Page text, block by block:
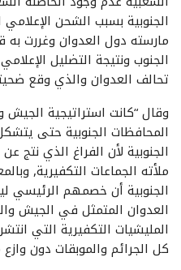
الجنوبية بسبب الشحن
مارسته دول العدوان وغررت
الجنوب ونتيجة التضليل
تحالف العدوان والذي وقع
وقال “كانت استراتيجية الجيش
المحافظات الجنوبية حتى
الجنوبية لأن الفراغ الذي نتج
ملأته الجماعات التكفيرية,
الجنوبية أن خصمهم الرئيسي
العدوان المتمثل في الجيش
المليشيات التكفيرية التي
كل الجرائم والموبقات دون